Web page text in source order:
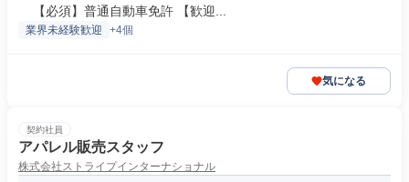
【必須】普通自動車免許 【歓迎...
業界未経験歓迎 +4個
気になる
契約社員
アパレル販売スタッフ
株式会社ストライプインターナショナル